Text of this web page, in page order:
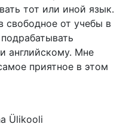
тот или иной язык.
свободное от учебы в
английскому. Мне
приятное в этом
Ülikooli